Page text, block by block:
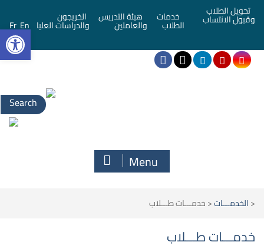
تحويل الطلاب
وقبول الانتساب خدمات
الطلاب
هيئة التدريس
والعاملين
الخريجون
والدراسات العليا En
Fr
Menu
<الخدمـــات<خدمـــات طـــلاب
خدمـــات طـــلاب